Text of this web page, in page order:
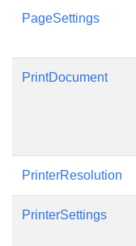
PageSettings
PrintDocument
PrinterResolution
PrinterSettings